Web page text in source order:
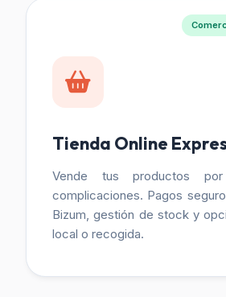
Tienda Online
Vende tus productos
complicaciones. Pagos
Bizum, gestión de stock y
local o recogida.